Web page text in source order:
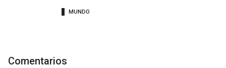
MUNDO
Comentarios